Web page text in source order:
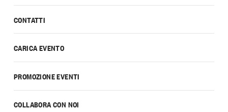
CONTATTI
CARICA EVENTO
PROMOZIONE EVENTI
COLLABORA CON NOI